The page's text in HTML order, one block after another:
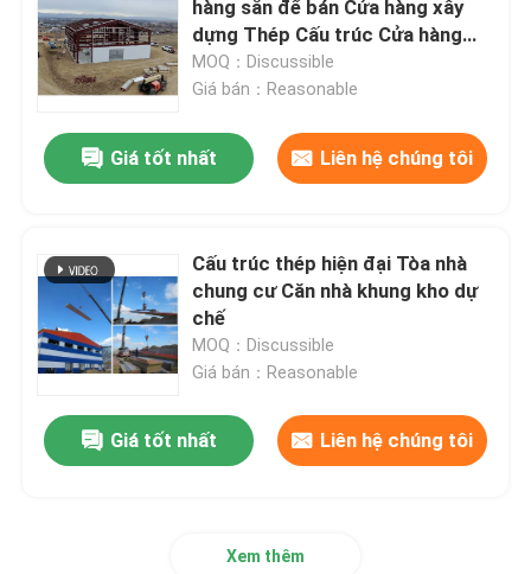
hàng sẵn để bán Cửa hàng xây
dựng Thép Cấu trúc Cửa hàng
kim loại Cấu trúc xây dựng
thương mại
MOQ：Discussible
Giá bán：Reasonable
Giá tốt nhất Liên hệ chúng tôi
Cấu trúc thép hiện đại Tòa nhà
chung cư Căn nhà khung kho dự
chế
MOQ：Discussible
Giá bán：Reasonable
Giá tốt nhất Liên hệ chúng tôi
Xem thêm